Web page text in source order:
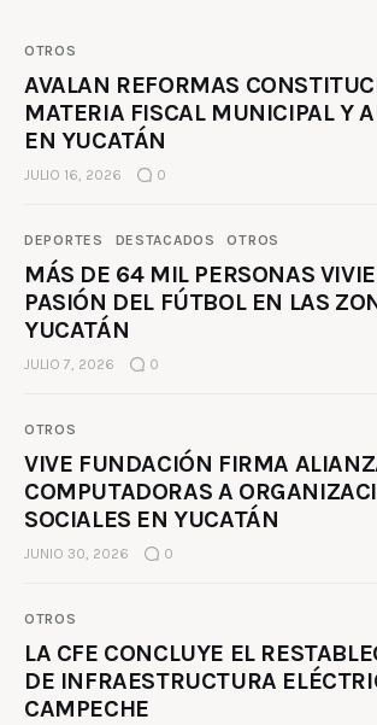
OTROS
AVALAN REFORMAS
MATERIA FISCAL MUNICIPAL Y
EN YUCATÁN
JULIO 16, 2026 0
DEPORTES DESTACADOS OTROS
MÁS DE 64 MIL PERSONAS
PASIÓN DEL FÚTBOL EN LAS
YUCATÁN
JULIO 7, 2026 0
OTROS
VIVE FUNDACIÓN FIRMA
COMPUTADORAS A
SOCIALES EN YUCATÁN
JUNIO 30, 2026 0
OTROS
LA CFE CONCLUYE EL
DE INFRAESTRUCTURA
CAMPECHE